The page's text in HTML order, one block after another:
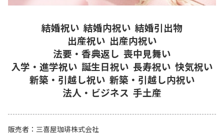
結婚祝い 結婚内祝い 結婚引出物
出産祝い 出産内祝い
法要・香典返し 喪中見舞い
入学・進学祝い 誕生日祝い 長寿祝い 快気祝い
新築・引越し祝い 新築・引越し内祝い
法人・ビジネス 手土産
販売者
三喜屋珈琲株式会社